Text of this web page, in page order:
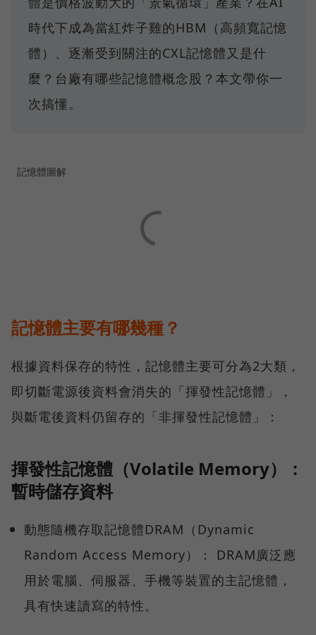
時代下成為當紅炸子雞的HBM（高頻寬記憶
體）、逐漸受到關注的CXL記憶體又是什
麼？台廠有哪些記憶體概念股？本文帶你一
次搞懂。
記憶體圖解
記憶體主要有哪幾種？
根據資料保存的特性，記憶體主要可分為2大類，
即切斷電源後資料會消失的「揮發性記憶體」，
與斷電後資料仍留存的「非揮發性記憶體」：
揮發性記憶體（Volatile Memory）：
暫時儲存資料
動態隨機存取記憶體DRAM（Dynamic
Random Access Memory）： DRAM廣泛應
用於電腦、伺服器、手機等裝置的主記憶體，
具有快速讀寫的特性。